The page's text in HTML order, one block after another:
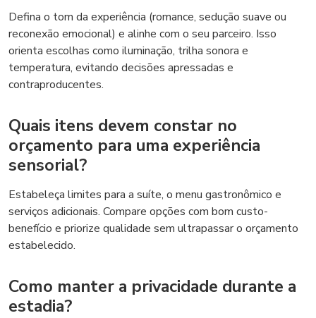
Defina o tom da experiência (romance, sedução suave ou
reconexão emocional) e alinhe com o seu parceiro. Isso
orienta escolhas como iluminação, trilha sonora e
temperatura, evitando decisões apressadas e
contraproducentes.
Quais itens devem constar no
orçamento para uma experiência
sensorial?
Estabeleça limites para a suíte, o menu gastronômico e
serviços adicionais. Compare opções com bom custo-
benefício e priorize qualidade sem ultrapassar o orçamento
estabelecido.
Como manter a privacidade durante a
estadia?